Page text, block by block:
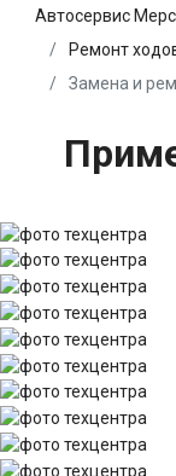
Автосервис
Ремонт
Замена и